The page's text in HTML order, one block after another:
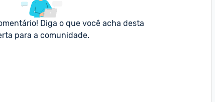
Diga o que você acha desta
para a comunidade.